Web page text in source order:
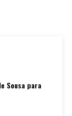
Sousa para